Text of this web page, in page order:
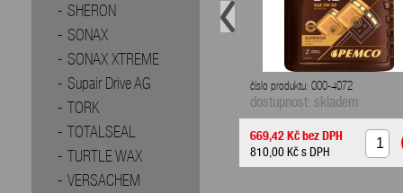
SHERON
SONAX
SONAX XTREME
Supair Drive AG
TORK
TOTALSEAL
TURTLE WAX
VERSACHEM
číslo produktu: 000-4072
dostupnost: skladem
669,42 Kčbez DPH
810,00 Kčs DPH